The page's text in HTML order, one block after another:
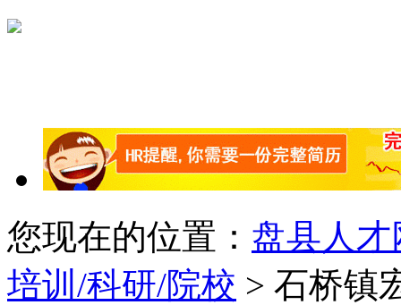
您现在的位置： 盘县人才
培训/科研/院校 > 石桥镇